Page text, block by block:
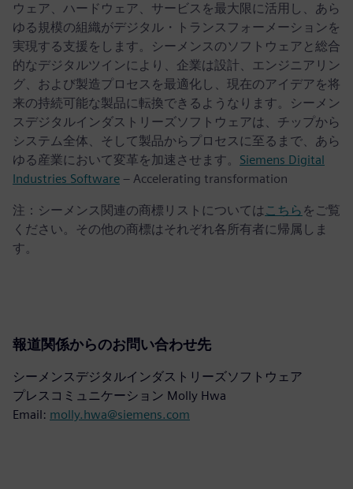
ウェア、ハードウェア、サービスを最大限に活用し、あら
ゆる規模の組織がデジタル・トランスフォーメーションを
実現する支援をします。シーメンスのソフトウェアと総合
的なデジタルツインにより、企業は設計、エンジニアリン
グ、および製造プロセスを最適化し、現在のアイデアを将
来の持続可能な製品に転換できるようなります。シーメン
スデジタルインダストリーズソフトウェアは、チップから
システム全体、そして製品からプロセスに至るまで、あら
ゆる産業において変革を加速させます。 Siemens Digital
Industries Software – Accelerating transformation
注：シーメンス関連の商標リストについては こちら をご覧
ください。その他の商標はそれぞれ各所有者に帰属しま
す。
報道関係からのお問い合わせ先
シーメンスデジタルインダストリーズソフトウェア
プレスコミュニケーション Molly Hwa
Email: molly.hwa@siemens.com